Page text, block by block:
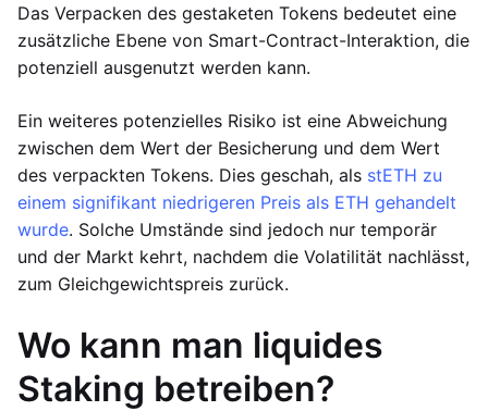
Das Verpacken des gestaketen Tokens bedeutet eine
zusätzliche Ebene von Smart-Contract-Interaktion, die
potenziell ausgenutzt werden kann.
Ein weiteres potenzielles Risiko ist eine Abweichung
zwischen dem Wert der Besicherung und dem Wert
des verpackten Tokens. Dies geschah, als stETH zu
einem signifikant niedrigeren Preis als ETH gehandelt
wurde. Solche Umstände sind jedoch nur temporär
und der Markt kehrt, nachdem die Volatilität nachlässt,
zum Gleichgewichtspreis zurück.
Wo kann man liquides
Staking betreiben?